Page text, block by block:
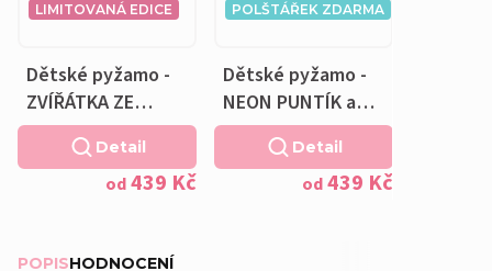
LIMITOVANÁ EDICE
Dětské pyžamo -
ZVÍŘÁTKA ZE
STATKU a
Polštářek ZDARMA
od439 Kč
Detail
POLŠTÁŘEK ZDARMA
Dětské pyžamo -
NEON PUNTÍK a
Polštářek ZDARMA
od439 Kč
Detail
POPISHODNOCENÍ